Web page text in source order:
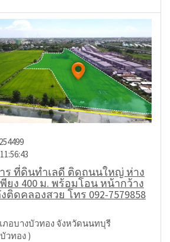
ร ที่ดินทำเลดี ติดถนนใหญ่ ห่าง
ยง 400 ม. พร้อมโอน หน้ากว้าง
ติดคลองสวย โทร 092-7579858
ภอบางบัวทอง จังหวัดนนทบุรี
วทอง )